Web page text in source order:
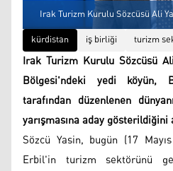
Irak Turizm Kurulu Sözcüsü Ali
kürdistan
iş birliği turizm
Irak Turizm Kurulu Sözcüsü
Bölgesi'ndeki yedi köyün,
tarafından düzenlenen
yarışmasına aday gösterildiğini
Sözcü Yasin, bugün (17
Erbil'in turizm sektörünü